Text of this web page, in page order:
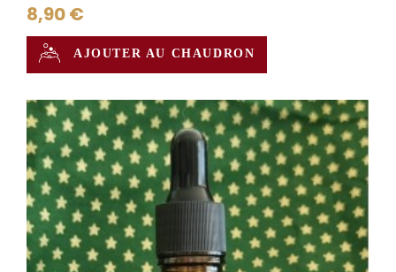
8,90 €
AJOUTER AU CHAUDRON